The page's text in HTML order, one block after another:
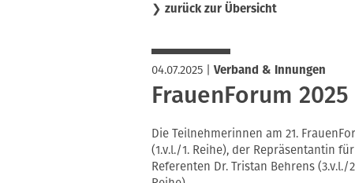
❯ zurück zur Übersicht
04.07.2025| Verband & Innungen
FrauenForum
Die Teilnehmerinnen am 21.
(1.v.l./1. Reihe), der Repräsentantin
Referenten Dr. Tristan Behrens